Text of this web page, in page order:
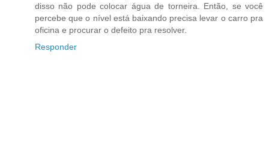
disso não pode colocar água de torneira. Então, se você
percebe que o nível está baixando precisa levar o carro pra
oficina e procurar o defeito pra resolver.
Responder